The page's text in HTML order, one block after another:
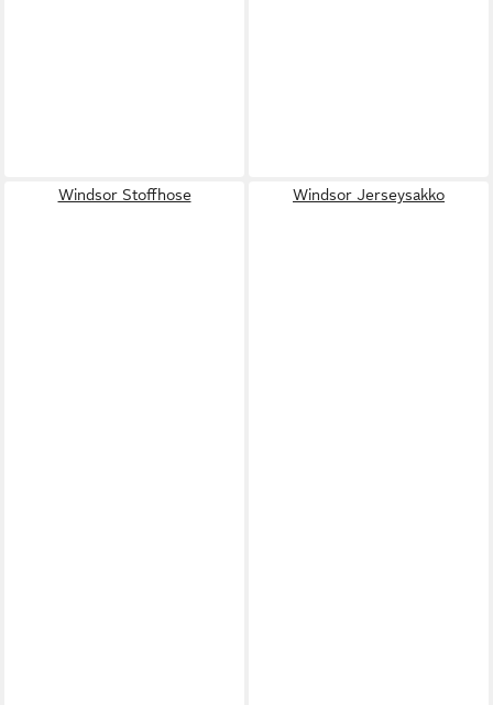
Windsor Stoffhose Windsor Jerseysakko